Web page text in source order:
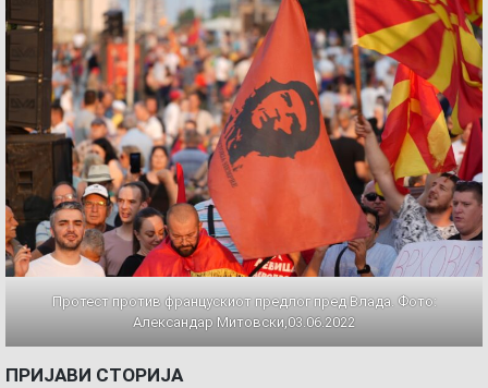
Протест против францускиот предлог пред Влада. Фото:
Александар Митовски,03.06.2022
ПРИЈАВИ СТОРИЈА